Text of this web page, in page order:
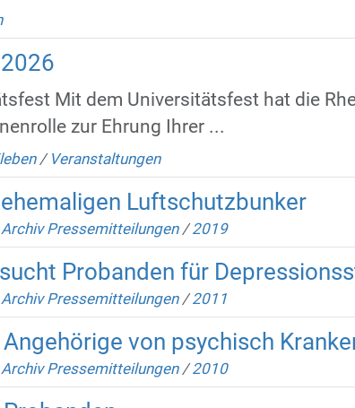
Mit dem Universitätsfest hat die
zur Ehrung Ihrer ...
/ Veranstaltungen
Luftschutzbunker
Archiv Pressemitteilungen /2019
Probanden für
Archiv Pressemitteilungen /2011
von psychisch
Archiv Pressemitteilungen /2010